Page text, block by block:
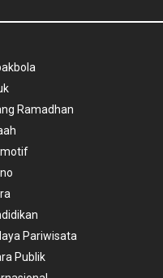
Ramadhan
Pariwisata
Publik